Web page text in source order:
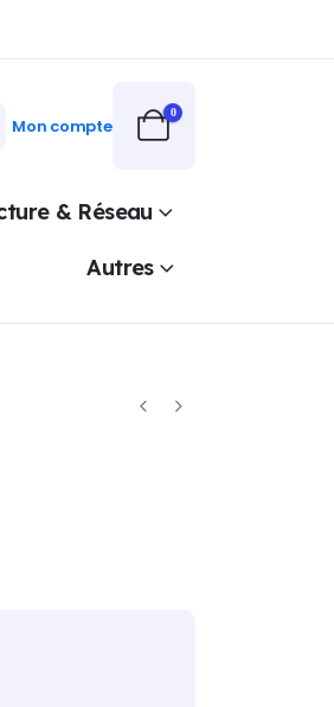
Mon compte
0
& Réseau
Autres